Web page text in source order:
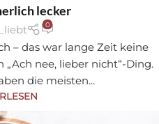
lecker
0
– das war lange Zeit keine
„Ach nee, lieber nicht“-Ding.
die meisten...